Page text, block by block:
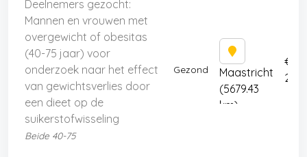
Deelnemers gezocht:
Mannen en vrouwen met
overgewicht of obesitas
(40-75 jaar) voor
onderzoek naar het effect
van gewichtsverlies door
een dieet op de
suikerstofwisseling
Beide 40-75
Gezond
Maastricht
(5679.43
km)
€
250